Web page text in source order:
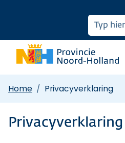
Home Privacyverklaring
Privacyverklaring